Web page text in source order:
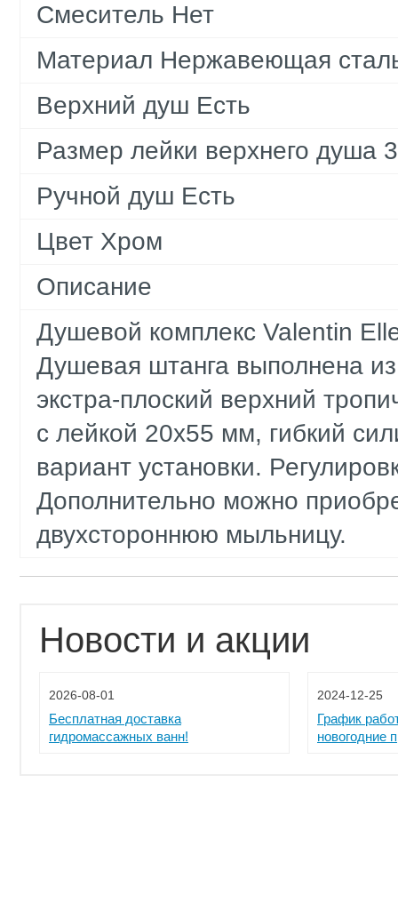
Смеситель Нет
Материал Нержавеющая
Верхний душ Есть
Размер лейки верхнего душа
Ручной душ Есть
Цвет Хром
Описание
Душевой комплекс Valentin
Душевая штанга выполнена
экстра-плоский верхний
с лейкой 20х55 мм, гибкий
вариант установки.
Дополнительно можно
двухстороннюю мыльницу.
Новости и акции
2026-08-01
Бесплатная доставка
гидромассажных ванн!
2024-12-25
График
новогодние